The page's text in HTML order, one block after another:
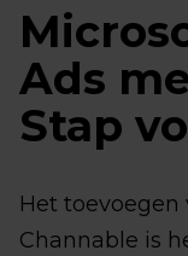
Ads
Stap
Het
Channable is